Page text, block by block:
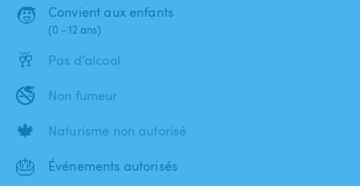
🧒 Convient aux enfants
(0 - 12 ans)
🥂 Pas d'alcool
🚭 Non fumeur
🍁 Naturisme non autorisé
🎂 Événements autorisés